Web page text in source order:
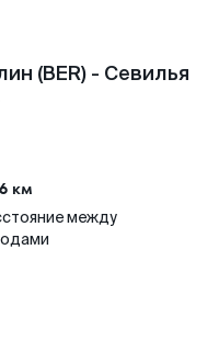
(BER) - Севилья
км
между